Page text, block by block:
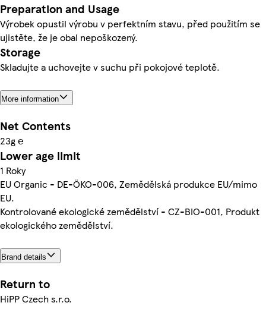
Preparation and Usage
Výrobek opustil výrobu v perfektním stavu, před použitím se
ujistěte, že je obal nepoškozený.
Storage
Skladujte a uchovejte v suchu při pokojové teplotě.
More information
Net Contents
23g ℮
Lower age limit
1 Roky
EU Organic - DE-ÖKO-006, Zemědělská produkce EU/mimo
EU.
Kontrolované ekologické zemědělství - CZ-BIO-001, Produkt
ekologického zemědělství.
Brand details
Return to
HiPP Czech s.r.o.